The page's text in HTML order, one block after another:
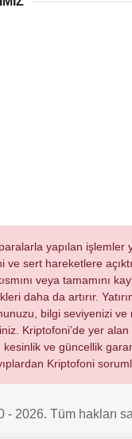
yapılan işlemler
ve sert hareketlere
veya tamamını
daha da artırır.
bilgi seviyenizi ve
Kriptofoni’de yer
kesinlik ve güncellik
Kriptofoni
2026. Tüm hakları